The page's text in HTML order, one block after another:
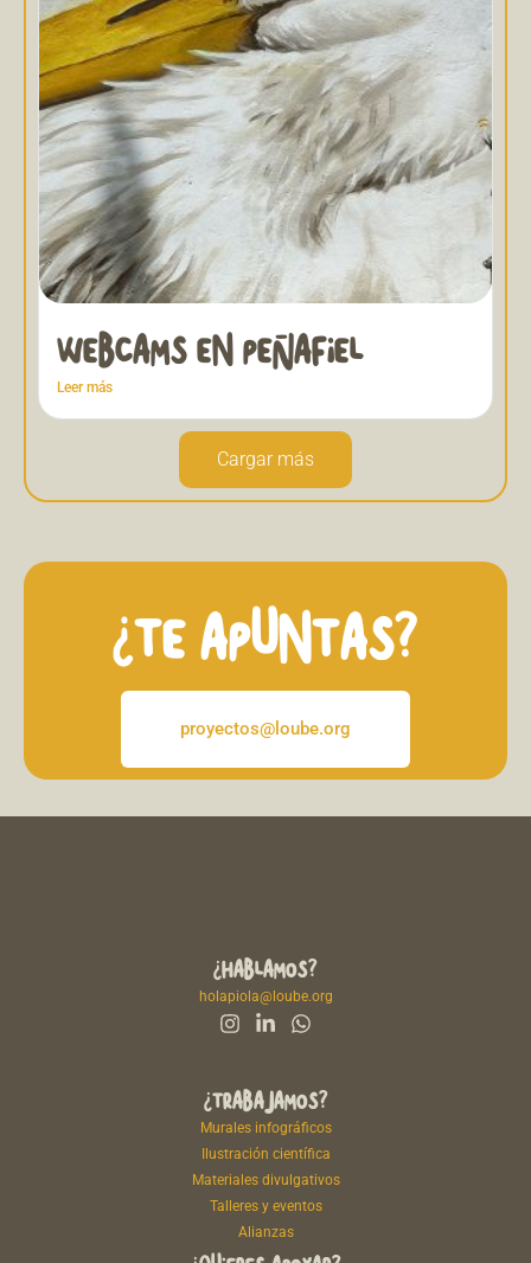
WEBCAMS EN PEÑAFIEL
Leer más
Cargar más
¿TE APUNTAS?
proyectos@loube.org
¿HABLAMOS?
holapiola@loube.org
¿TRABAJAMOS?
Murales infográficos
Ilustración científica
Materiales divulgativos
Talleres y eventos
Alianzas